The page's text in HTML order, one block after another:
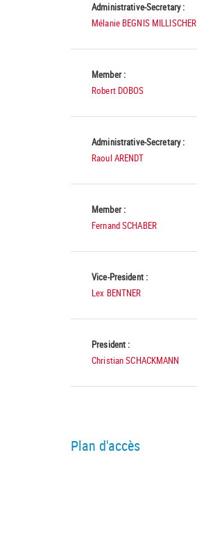
Administrative-Secretary :
Mélanie BEGNIS MILLISCHER
Member :
Robert DOBOS
Administrative-Secretary :
Raoul ARENDT
Member :
Fernand SCHABER
Vice-President :
Lex BENTNER
President :
Christian SCHACKMANN
Plan d'accès